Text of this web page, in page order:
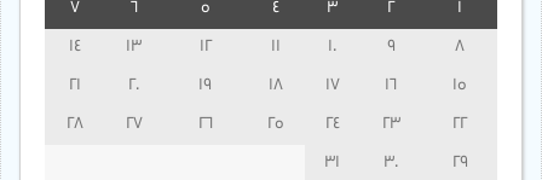
3
13
14
15
16
17
18
19
20
21
22
23
24
25
26
27
28
29
30
31